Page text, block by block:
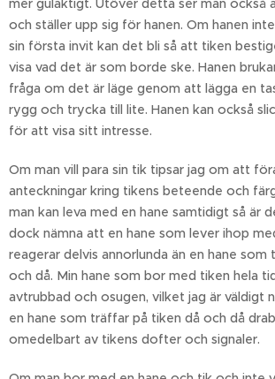
mer gulaktigt. Utöver detta ser man också
och ställer upp sig för hanen. Om hanen
sin första invit kan det bli så att tiken
visa vad det är som borde ske. Hanen
fråga om det är läge genom att lägga en
rygg och trycka till lite. Hanen kan också
för att visa sitt intresse.
Om man vill para sin tik tipsar jag om att
anteckningar kring tikens beteende och
man kan leva med en hane samtidigt så är
dock nämna att en hane som lever ihop
reagerar delvis annorlunda än en hane
och då. Min hane som bor med tiken hela
avtrubbad och osugen, vilket jag är väldigt
en hane som träffar på tiken då och då
omedelbart av tikens dofter och signaler.